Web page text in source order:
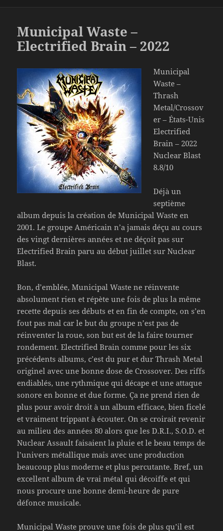
Municipal Waste –
Electrified Brain – 2022
Municipal
Waste –
Thrash
Metal/Crossov
er – États-Unis
Electrified
Brain – 2022
Nuclear Blast
8.8/10
Déjà un
septième
album depuis la création de Municipal Waste en
2001. Le groupe Américain n’a jamais déçu au cours
des vingt dernières années et ne déçoit pas sur
Electrified Brain paru au début juillet sur Nuclear
Blast.
Bon, d’emblée, Municipal Waste ne réinvente
absolument rien et répète une fois de plus la même
recette depuis ses débuts et en fin de compte, on s’en
fout pas mal car le but du groupe n’est pas de
réinventer la roue, son but est de la faire tourner
rondement. Electrified Brain comme pour les six
précédents albums, c’est du pur et dur Thrash Metal
originel avec une bonne dose de Crossover. Des riffs
endiablés, une rythmique qui décape et une attaque
sonore en bonne et due forme. Ça ne prend rien de
plus pour avoir droit à un album efficace, bien ficelé
et vraiment trippant à écouter. On se croirait revenir
au milieu des années 80 alors que les D.R.I., S.O.D. et
Nuclear Assault faisaient la pluie et le beau temps de
l’univers métallique mais avec une production
beaucoup plus moderne et plus percutante. Bref, un
excellent album de vrai métal qui décoiffe et qui
nous procure une bonne demi-heure de pure
défonce musicale.
Municipal Waste prouve une fois de plus qu’il est